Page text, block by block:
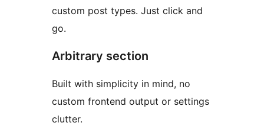
custom post types. Just click and
go.
Arbitrary section
Built with simplicity in mind, no
custom frontend output or settings
clutter.